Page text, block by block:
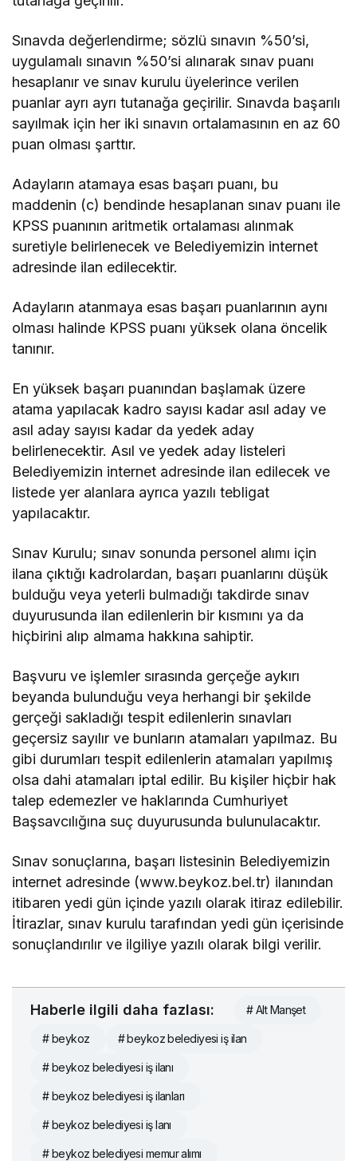
Sınavda değerlendirme; sözlü sınavın %50’si,
uygulamalı sınavın %50’si alınarak sınav puanı
hesaplanır ve sınav kurulu üyelerince verilen
puanlar ayrı ayrı tutanağa geçirilir. Sınavda başarılı
sayılmak için her iki sınavın ortalamasının en az 60
puan olması şarttır.
Adayların atamaya esas başarı puanı, bu
maddenin (c) bendinde hesaplanan sınav puanı ile
KPSS puanının aritmetik ortalaması alınmak
suretiyle belirlenecek ve Belediyemizin internet
adresinde ilan edilecektir.
Adayların atanmaya esas başarı puanlarının aynı
olması halinde KPSS puanı yüksek olana öncelik
tanınır.
En yüksek başarı puanından başlamak üzere
atama yapılacak kadro sayısı kadar asıl aday ve
asıl aday sayısı kadar da yedek aday
belirlenecektir. Asıl ve yedek aday listeleri
Belediyemizin internet adresinde ilan edilecek ve
listede yer alanlara ayrıca yazılı tebligat
yapılacaktır.
Sınav Kurulu; sınav sonunda personel alımı için
ilana çıktığı kadrolardan, başarı puanlarını düşük
bulduğu veya yeterli bulmadığı takdirde sınav
duyurusunda ilan edilenlerin bir kısmını ya da
hiçbirini alıp almama hakkına sahiptir.
Başvuru ve işlemler sırasında gerçeğe aykırı
beyanda bulunduğu veya herhangi bir şekilde
gerçeği sakladığı tespit edilenlerin sınavları
geçersiz sayılır ve bunların atamaları yapılmaz. Bu
gibi durumları tespit edilenlerin atamaları yapılmış
olsa dahi atamaları iptal edilir. Bu kişiler hiçbir hak
talep edemezler ve haklarında Cumhuriyet
Başsavcılığına suç duyurusunda bulunulacaktır.
Sınav sonuçlarına, başarı listesinin Belediyemizin
internet adresinde (www.beykoz.bel.tr) ilanından
itibaren yedi gün içinde yazılı olarak itiraz edilebilir.
İtirazlar, sınav kurulu tarafından yedi gün içerisinde
sonuçlandırılır ve ilgiliye yazılı olarak bilgi verilir.
Haberle ilgili daha fazlası: # Alt Manşet
# beykoz # beykoz belediyesi iş ilan
# beykoz belediyesi iş ilanı
# beykoz belediyesi iş ilanları
# beykoz belediyesi iş lanı
# beykoz belediyesi memur alımı